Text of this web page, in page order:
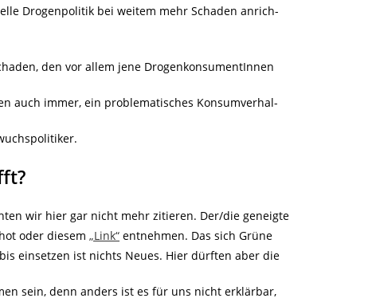
Drogenpolitik bei weitem mehr Schaden anrich-
den vor allem jene DrogenkonsumentInnen
auch immer, ein problematisches Konsumverhal-
wir hier gar nicht mehr zitieren. Der/die geneigte
oder diesem „Link“ entnehmen. Das sich Grüne
einsetzen ist nichts Neues. Hier dürften aber die
sein, denn anders ist es für uns nicht erklärbar,